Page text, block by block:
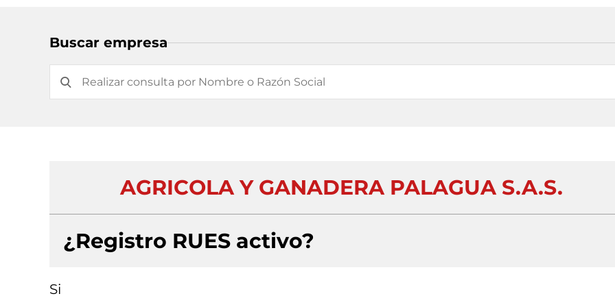
Buscar empresa
AGRICOLA Y GANADERA PALAGUA S.A.S.
¿Registro RUES activo?
Si